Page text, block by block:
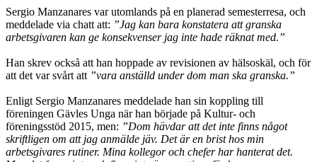
Sergio Manzanares var utomlands på en planerad semesterresa, och
meddelade via chatt att: ”Jag kan bara konstatera att granska
arbetsgivaren kan ge konsek­venser jag inte hade räknat med.”
Han skrev också att han hoppade av revisionen av hälsoskäl, och för
att det var svårt att ”vara anställd under dom man ska granska.”
Enligt Sergio Manzanares meddelade han sin koppling till
föreningen Gävles Unga när han började på Kultur- och
föreningsstöd 2015, men: ”Dom hävdar att det inte finns något
skriftligen om att jag anmälde jäv. Det är en brist hos min
arbetsgivares rutiner. Mina kollegor och chefer har hanterat det.